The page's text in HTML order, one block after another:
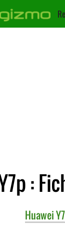
:
Huawei